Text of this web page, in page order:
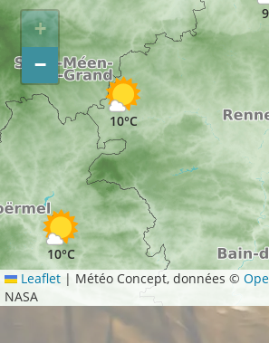
10°C
10°C
+
−
Leaflet | Météo Concept, données ©
NASA